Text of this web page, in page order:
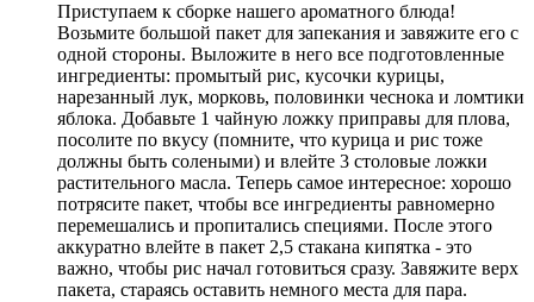
Приступаем к сборке нашего ароматного блюда!
Возьмите большой пакет для запекания и завяжите его с
одной стороны. Выложите в него все подготовленные
ингредиенты: промытый рис, кусочки курицы,
нарезанный лук, морковь, половинки чеснока и ломтики
яблока. Добавьте 1 чайную ложку приправы для плова,
посолите по вкусу (помните, что курица и рис тоже
должны быть солеными) и влейте 3 столовые ложки
растительного масла. Теперь самое интересное: хорошо
потрясите пакет, чтобы все ингредиенты равномерно
перемешались и пропитались специями. После этого
аккуратно влейте в пакет 2,5 стакана кипятка - это
важно, чтобы рис начал готовиться сразу. Завяжите верх
пакета, стараясь оставить немного места для пара.